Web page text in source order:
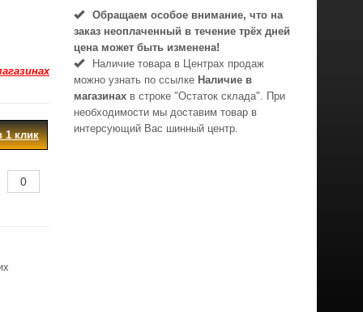
1 клик
Обращаем особое внимание, что на
заказ неоплаченный в течениe трёх дней
цена может быть изменена!
Наличие товара в Центрах продаж
можно узнать по ссылке Наличие в
магазинах в строке "Остаток склада". При
необходимости мы доставим товар в
интерсующий Вас шинный центр.